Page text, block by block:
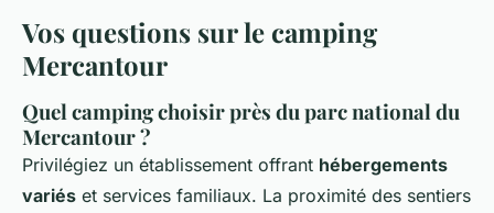
Vos questions sur le camping
Mercantour
Quel camping choisir près du parc national du
Mercantour ?
Privilégiez un établissement offrant hébergements
variés et services familiaux. La proximité des sentiers